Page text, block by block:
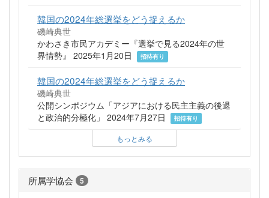
韓国の2024年総選挙をどう捉えるか
磯崎典世
かわさき市民アカデミー『選挙で見る2024年の世
界情勢』 2025年1月20日
招待有り
韓国の2024年総選挙をどう捉えるか
磯崎典世
公開シンポジウム「アジアにおける民主主義の後退
と政治的分極化」 2024年7月27日
招待有り
もっとみる
所属学協会 5